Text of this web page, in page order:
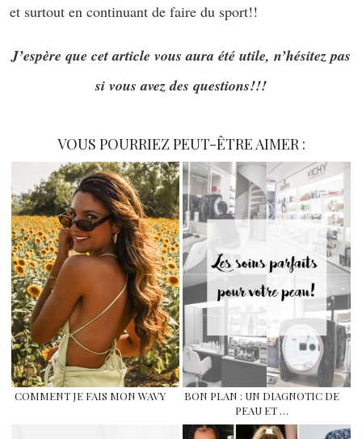
et surtout en continuant de faire du sport!!
J’espère que cet article vous aura été utile, n’hésitez pas
si vous avez des questions!!!
VOUS POURRIEZ PEUT-ÊTRE AIMER :
COMMENT JE FAIS MON WAVY
BON PLAN : UN DIAGNOTIC DE
PEAU ET …